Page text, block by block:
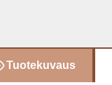
Tuotekuvaus